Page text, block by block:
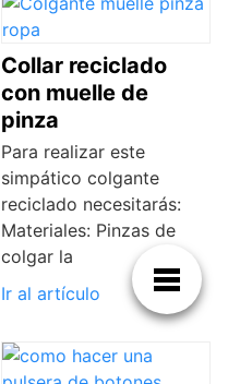
Collar reciclado
con muelle de
pinza
Para realizar este
simpático colgante
reciclado necesitarás:
Materiales: Pinzas de
colgar la
Ir al artículo